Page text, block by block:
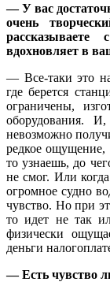
— У вас
очень
вдохновляет в
— Все-таки это
где берется
ограничены,
оборудования.
невозможно
редкое ощущение,
то узнаешь, до
не смог. Или
огромное судно
чувство. Но при
то идет не так
физически
деньги
— Есть чувство